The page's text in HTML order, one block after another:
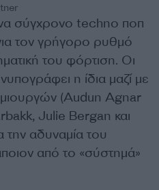
σύγχρονο techno ποπ
τον γρήγορο ρυθμό
του φόρτιση. Οι
η ίδια μαζί με
(Audun Agnar
Julie Bergan και
την αδυναμία του
από το «σύστημά»